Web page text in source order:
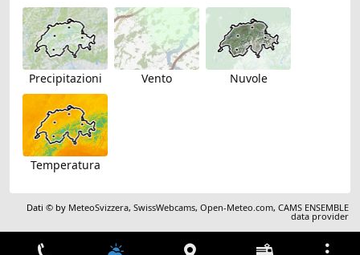
Precipitazioni Vento Nuvole
Temperatura
Dati © by MeteoSvizzera,SwissWebcams,Open-Meteo.com,CAMS ENSEMBLE
data provider